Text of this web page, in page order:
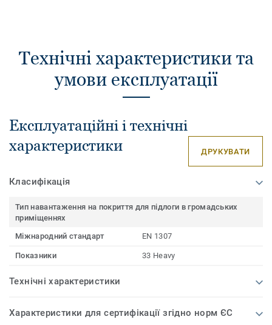
Технічні характеристики та
умови експлуатації
Експлуатаційні і технічні
характеристики
ДРУКУВАТИ
Класифікація
Тип навантаження на покриття для підлоги в громадських
приміщеннях
Міжнародний стандарт
EN 1307
Показники 33 Heavy
Технічні характеристики
Характеристики для сертифікації згідно норм ЄС